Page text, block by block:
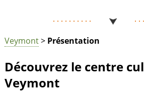
Veymont> Présentation
Découvrez le centre
Veymont